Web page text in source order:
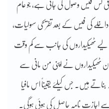
کس فیس وصول کی جاتی ہے، جو عام
کی فیس کے بعد تفریحی سہولیات،
لیے ٹھیکیداروں کی جانب سے کم وقت
ٹھیکیداروں نے اپنی من مانی سے
ہیں۔ جس کیلئے یقیناً اس مافیا
اجازت نامہ حاصل کی ہوئی ہوگی۔